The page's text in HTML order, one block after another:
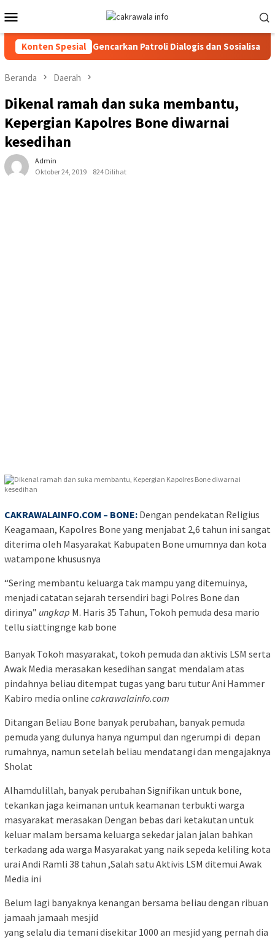
ke
kontenMobile
Konten Spesial
Utara Gencarkan Patroli Dialogis dan Sosialisasi Layanan
Beranda Daerah
Dikenal ramah dan suka membantu,
Kepergian Kapolres Bone diwarnai
kesedihan
Admin
Oktober 24, 2019
824 Dilihat
CAKRAWALAINFO.COM – BONE: Dengan pendekatan Religius
Keagamaan, Kapolres Bone yang menjabat 2,6 tahun ini sangat
diterima oleh Masyarakat Kabupaten Bone umumnya dan kota
watampone khususnya
“Sering membantu keluarga tak mampu yang ditemuinya,
menjadi catatan sejarah tersendiri bagi Polres Bone dan
dirinya” ungkap M. Haris 35 Tahun, Tokoh pemuda desa mario
tellu siattingnge kab bone
Banyak Tokoh masyarakat, tokoh pemuda dan aktivis LSM serta
Awak Media merasakan kesedihan sangat mendalam atas
pindahnya beliau ditempat tugas yang baru tutur Ani Hammer
Kabiro media online cakrawalainfo.com
Ditangan Beliau Bone banyak perubahan, banyak pemuda
pemuda yang dulunya hanya ngumpul dan ngerumpi di depan
rumahnya, namun setelah beliau mendatangi dan mengajaknya
Sholat
Alhamdulillah, banyak perubahan Signifikan untuk bone,
tekankan jaga keimanan untuk keamanan terbukti warga
masyarakat merasakan Dengan bebas dari ketakutan untuk
keluar malam bersama keluarga sekedar jalan jalan bahkan
terkadang ada warga Masyarakat yang naik sepeda keliling kota
urai Andi Ramli 38 tahun ,Salah satu Aktivis LSM ditemui Awak
Media ini
Belum lagi banyaknya kenangan bersama beliau dengan ribuan
jamaah jamaah mesjid
yang selalu dia temani disekitar 1000 an mesjid yang pernah dia